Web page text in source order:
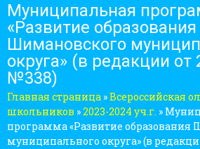
Муниципальная
«Развитие образования
Шимановского
округа» (в редакции от
№338)
Главная страница »Всероссийская
школьников »2023-2024 уч.г. »
программа «Развитие образования
муниципального округа» (в